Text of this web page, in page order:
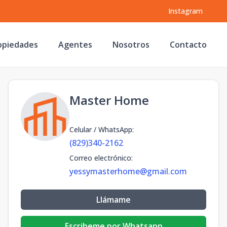
Instagram
Agentes Nosotros Contacto
Master Home
Celular / WhatsApp:
(829)340-2162
Correo electrónico:
yessymasterhome@gmail.com
Llámame